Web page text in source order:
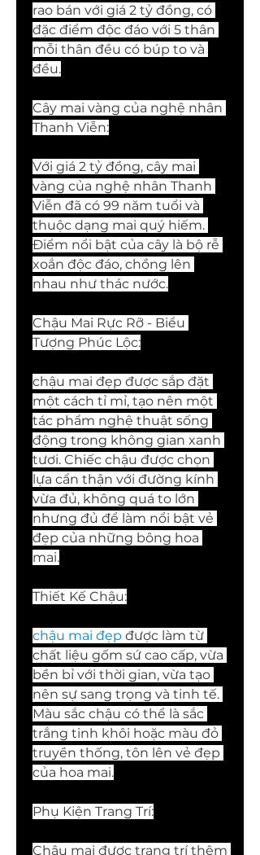
rao bán với giá 2 tỷ đồng, có
đặc điểm độc đáo với 5 thân
mỗi thân đều có búp to và
đều.
Cây mai vàng của nghệ nhân
Thanh Viễn:
Với giá 2 tỷ đồng, cây mai
vàng của nghệ nhân Thanh
Viễn đã có 99 năm tuổi và
thuộc dạng mai quý hiếm.
Điểm nổi bật của cây là bộ rễ
xoắn độc đáo, chồng lên
nhau như thác nước.
Chậu Mai Rực Rỡ - Biểu
Tượng Phúc Lộc:
chậu mai đẹp được sắp đặt
một cách tỉ mỉ, tạo nên một
tác phẩm nghệ thuật sống
động trong không gian xanh
tươi. Chiếc chậu được chọn
lựa cẩn thận với đường kính
vừa đủ, không quá to lớn
nhưng đủ để làm nổi bật vẻ
đẹp của những bông hoa
mai.
Thiết Kế Chậu:
chậu mai đẹp được làm từ
chất liệu gốm sứ cao cấp, vừa
bền bỉ với thời gian, vừa tạo
nên sự sang trọng và tinh tế.
Màu sắc chậu có thể là sắc
trắng tinh khôi hoặc màu đỏ
truyền thống, tôn lên vẻ đẹp
của hoa mai.
Phụ Kiện Trang Trí:
Chậu mai được trang trí thêm